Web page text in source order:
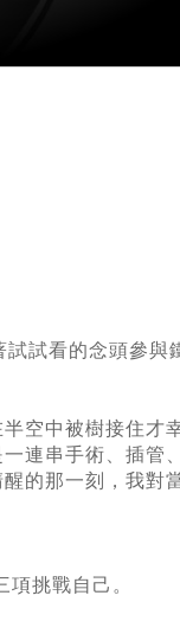
試看的念頭參與
空中被樹接住才
連串手術、插管
的那一刻，我對
挑戰自己。